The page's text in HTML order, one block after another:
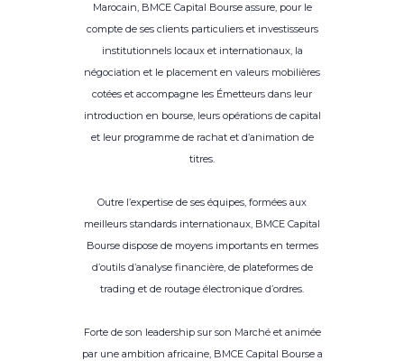
Marocain, BMCE Capital Bourse assure, pour le
compte de ses clients particuliers et investisseurs
institutionnels locaux et internationaux, la
négociation et le placement en valeurs mobilières
cotées et accompagne les Émetteurs dans leur
introduction en bourse, leurs opérations de capital
et leur programme de rachat et d’animation de
titres.
Outre l’expertise de ses équipes, formées aux
meilleurs standards internationaux, BMCE Capital
Bourse dispose de moyens importants en termes
d’outils d’analyse financière, de plateformes de
trading et de routage électronique d’ordres.
Forte de son leadership sur son Marché et animée
par une ambition africaine, BMCE Capital Bourse a